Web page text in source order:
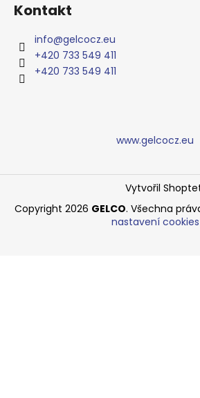
Kontakt
info@gelcocz.eu
+420 733 549 411
+420 733 549 411
www.gelcocz.eu
Vytvořil
Copyright 2026 GELCO. Všechna
nastavení cookies